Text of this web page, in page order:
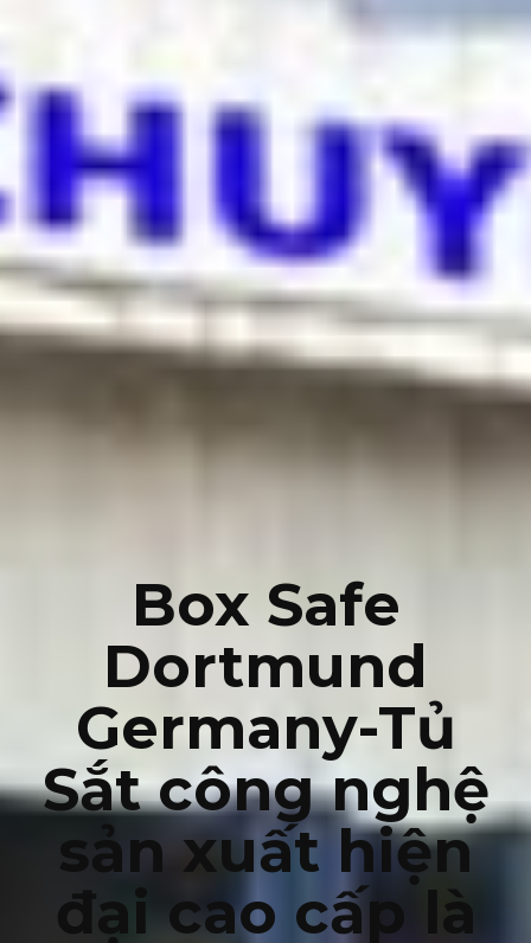
Box Safe
Dortmund
Germany-Tủ
Sắt công nghệ
sản xuất hiện
đại cao cấp là